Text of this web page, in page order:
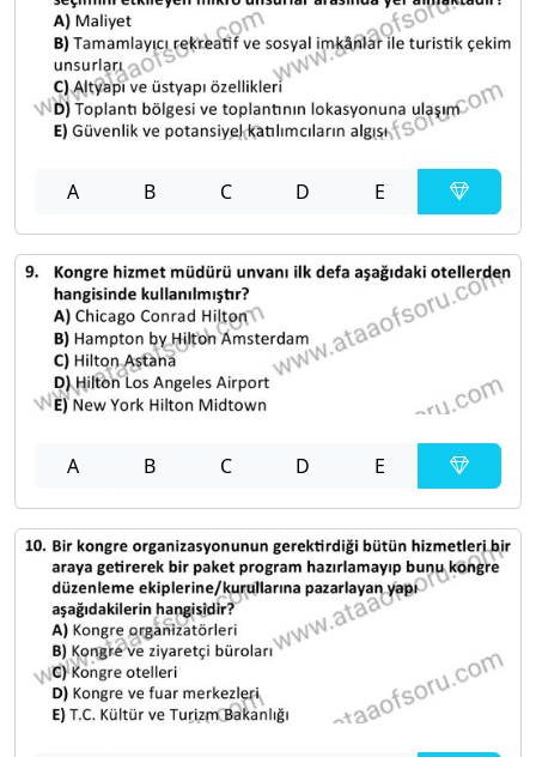
A B C D E
A B C D E